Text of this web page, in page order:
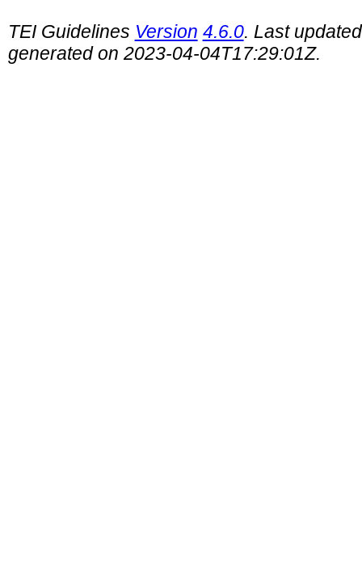
TEI Guidelines Version 4.6.0. Last
generated on 2023-04-04T17:29:01Z.